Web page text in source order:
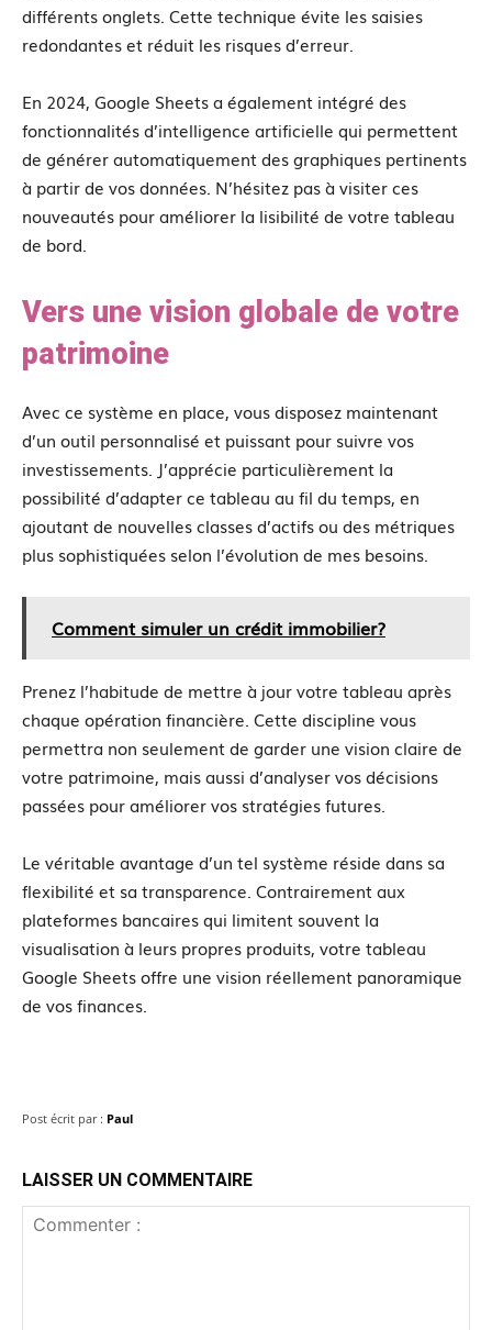
différents onglets. Cette technique évite les saisies
redondantes et réduit les risques d’erreur.
En 2024, Google Sheets a également intégré des
fonctionnalités d’intelligence artificielle qui permettent
de générer automatiquement des graphiques pertinents
à partir de vos données. N’hésitez pas à visiter ces
nouveautés pour améliorer la lisibilité de votre tableau
de bord.
Vers une vision globale de votre
patrimoine
Avec ce système en place, vous disposez maintenant
d’un outil personnalisé et puissant pour suivre vos
investissements. J’apprécie particulièrement la
possibilité d’adapter ce tableau au fil du temps, en
ajoutant de nouvelles classes d’actifs ou des métriques
plus sophistiquées selon l’évolution de mes besoins.
Comment simuler un crédit immobilier?
Prenez l’habitude de mettre à jour votre tableau après
chaque opération financière. Cette discipline vous
permettra non seulement de garder une vision claire de
votre patrimoine, mais aussi d’analyser vos décisions
passées pour améliorer vos stratégies futures.
Le véritable avantage d’un tel système réside dans sa
flexibilité et sa transparence. Contrairement aux
plateformes bancaires qui limitent souvent la
visualisation à leurs propres produits, votre tableau
Google Sheets offre une vision réellement panoramique
de vos finances.
Post écrit par : Paul
LAISSER UN COMMENTAIRE